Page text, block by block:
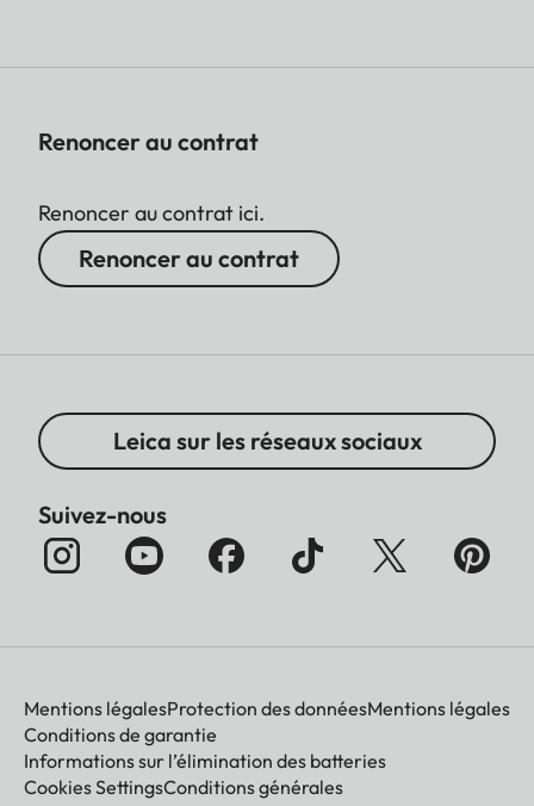
Renoncer au contrat
Renoncer au contrat ici.
Renoncer au contrat
Leica sur les réseaux sociaux
Suivez-nous
Mentions légalesProtection des donnéesMentions légales
Conditions de garantie
Informations sur l’élimination des batteries
Cookies SettingsConditions générales